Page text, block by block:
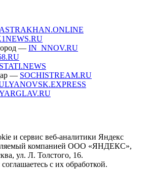
ASTRAKHAN.ONLINE
— IN_NNOV.RU
— SOCHISTREAM.RU
и сервис веб-аналитики Яндекс
компанией ООО «ЯНДЕКС»,
ул. Л. Толстого, 16.
с их обработкой.